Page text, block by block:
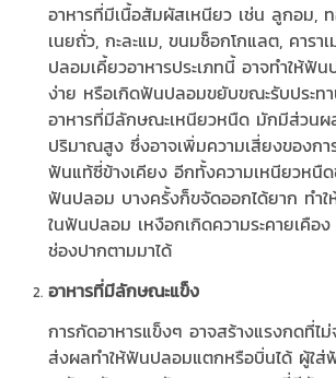
อาหารที่มีเนื้อสัมผัสเหนียว เช่น ลูกอม,
เนยถั่ว, กะละแม, ขนมช็อกโกแลต, คารา
ปลอมเคี้ยวอาหารประเภทนี้ อาจทำให้ฟั
ง่าย หรือเกิดฟันปลอมขยับขณะรับประท
อาหารที่มีลักษณะเหนียวหนืด มักมีส่วนผ
ปริมาณสูง ซึ่งอาจเพิ่มความเสี่ยงของกา
ฟันแท้ซี่ข้างเคียง อีกทั้งความเหนียวหนื
ฟันปลอม บางครั้งก็ขจัดออกได้ยาก ทำใ
ในฟันปลอม เหงือกเกิดความระคายเคื
ช่องปากตามมาได้
อาหารที่มีลักษณะแข็ง
การกัดอาหารแข็งๆ อาจสร้างแรงกดที่ไ
ส่งผลทำให้ฟันปลอมแตกหรือบิ่นได้ ผู้ใส่